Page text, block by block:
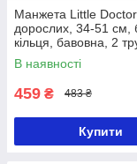
Манжета Little
дорослих, 34-51 см,
кільця, бавовна, 2
В наявності
459 ₴ 483 ₴
Купити